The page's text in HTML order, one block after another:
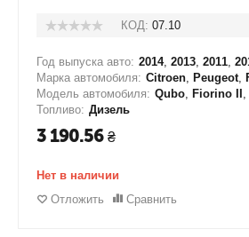
КОД: 07.10
Год выпуска авто: 2014, 2013, 2011,
Марка автомобиля: Citroen, Peugeot,
Модель автомобиля: Qubo, Fiorino II ,
Топливо: Дизель
3 190.56 ₴
Нет в наличии
Отложить
Сравнить